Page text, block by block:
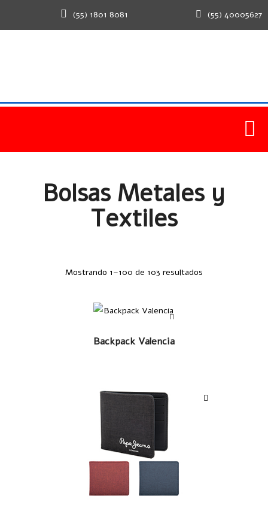
(55) 1801 8081 (55) 40005627
Bolsas Metales y
Textiles
Mostrando 1–100 de 103 resultados
LEER MÁS
Backpack Valencia